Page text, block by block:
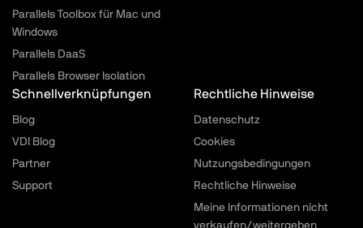
Parallels Toolbox für Mac und
Windows
Parallels DaaS
Parallels Browser Isolation
Schnellverknüpfungen
Blog
VDI Blog
Partner
Support
Rechtliche Hinweise
Datenschutz
Cookies
Nutzungsbedingungen
Rechtliche Hinweise
Meine Informationen nicht